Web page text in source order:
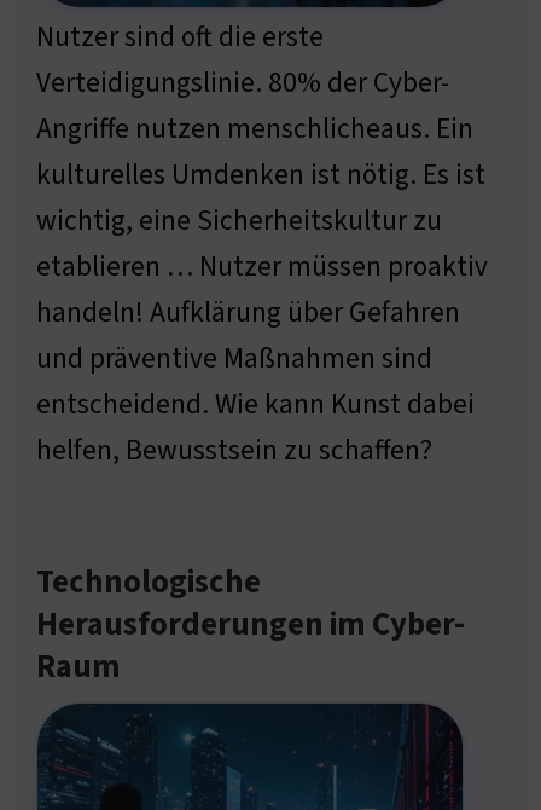
Nutzer sind oft die erste
Verteidigungslinie. 80% der Cyber-
Angriffe nutzen menschlicheaus. Ein
kulturelles Umdenken ist nötig. Es ist
wichtig, eine Sicherheitskultur zu
etablieren … Nutzer müssen proaktiv
handeln! Aufklärung über Gefahren
und präventive Maßnahmen sind
entscheidend. Wie kann Kunst dabei
helfen, Bewusstsein zu schaffen?
Technologische
Herausforderungen im Cyber-
Raum